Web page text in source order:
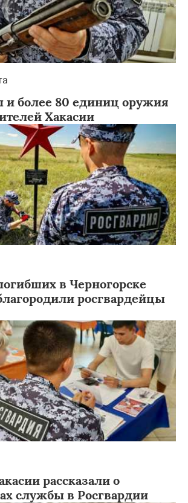
и более 80 единиц оружия
Хакасии
в Черногорске
росгвардейцы
рассказали о
службы в Росгвардии